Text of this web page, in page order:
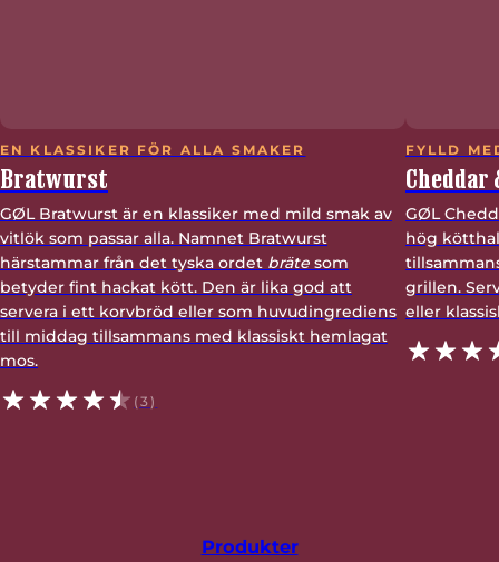
EN KLASSIKER FÖR ALLA SMAKER
Bratwurst
GØL Bratwurst är en klassiker med mild smak av
vitlök som passar alla. Namnet Bratwurst
härstammar från det tyska ordet bräte som
betyder fint hackat kött. Den är lika god att
servera i ett korvbröd eller som huvudingrediens
till middag tillsammans med klassiskt hemlagat
mos.
(3)
FYLLD
Cheddar
GØL
hög
grillen.
eller
Produkter